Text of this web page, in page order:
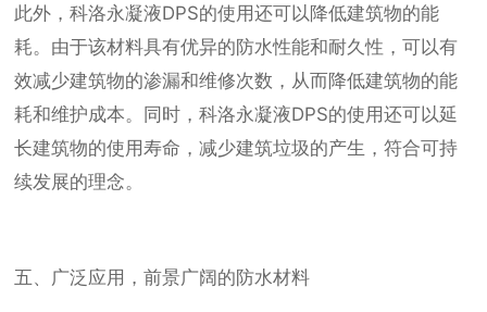
此外，科洛永凝液DPS的使用还可以降低建筑物的能
耗。由于该材料具有优异的防水性能和耐久性，可以有
效减少建筑物的渗漏和维修次数，从而降低建筑物的能
耗和维护成本。同时，科洛永凝液DPS的使用还可以延
长建筑物的使用寿命，减少建筑垃圾的产生，符合可持
续发展的理念。
五、广泛应用，前景广阔的防水材料